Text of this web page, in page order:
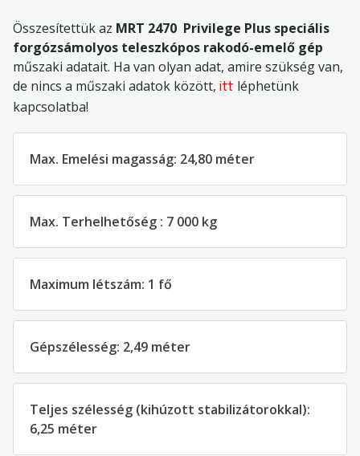
Összesítettük az MRT 2470 Privilege Plus speciális
forgózsámolyos teleszkópos rakodó-emelő gép
műszaki adatait. Ha van olyan adat, amire szükség van,
de nincs a műszaki adatok között, itt léphetünk
kapcsolatba!
Max. Emelési magasság: 24,80 méter
Max. Terhelhetőség : 7 000 kg
Maximum létszám: 1 fő
Gépszélesség: 2,49 méter
Teljes szélesség (kihúzott stabilizátorokkal):
6,25 méter